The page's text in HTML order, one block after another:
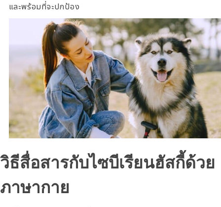
และพร้อมที่จะปกป้อง
วิธีสื่อสารกับไซบีเรียนฮัสกี้ด้วย
ภาษากาย